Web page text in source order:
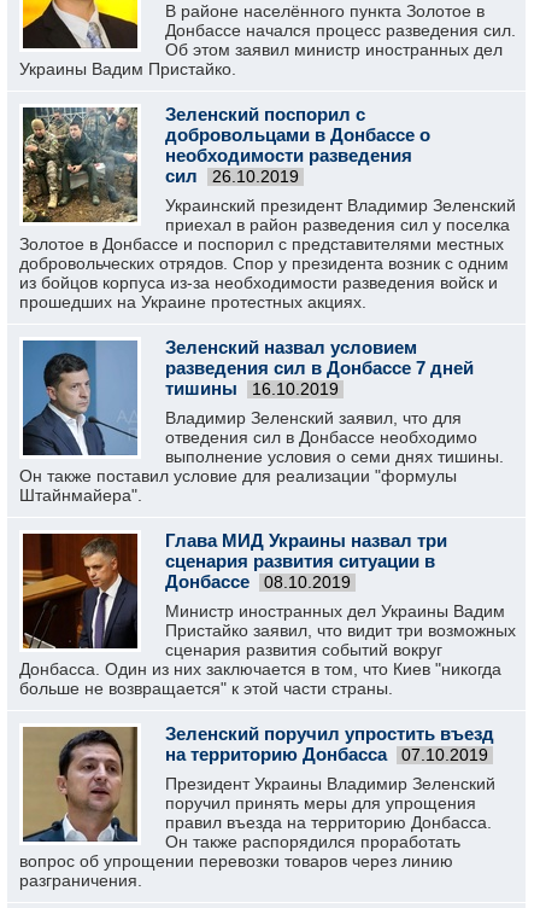
В районе населённого пункта Золотое в
Донбассе начался процесс разведения сил.
Об этом заявил министр иностранных дел
Украины Вадим Пристайко.
Зеленский поспорил с
добровольцами в Донбассе о
необходимости разведения
сил
26.10.2019
Украинский президент Владимир Зеленский
приехал в район разведения сил у поселка
Золотое в Донбассе и поспорил с представителями местных
добровольческих отрядов. Спор у президента возник с одним
из бойцов корпуса из-за необходимости разведения войск и
прошедших на Украине протестных акциях.
Зеленский назвал условием
разведения сил в Донбассе 7 дней
тишины
16.10.2019
Владимир Зеленский заявил, что для
отведения сил в Донбассе необходимо
выполнение условия о семи днях тишины.
Он также поставил условие для реализации "формулы
Штайнмайера".
Глава МИД Украины назвал три
сценария развития ситуации в
Донбассе
08.10.2019
Министр иностранных дел Украины Вадим
Пристайко заявил, что видит три возможных
сценария развития событий вокруг
Донбасса. Один из них заключается в том, что Киев "никогда
больше не возвращается" к этой части страны.
Зеленский поручил упростить въезд
на территорию Донбасса
07.10.2019
Президент Украины Владимир Зеленский
поручил принять меры для упрощения
правил въезда на территорию Донбасса.
Он также распорядился проработать
вопрос об упрощении перевозки товаров через линию
разграничения.